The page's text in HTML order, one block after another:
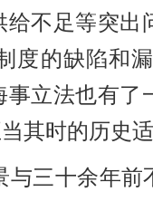
不足等突出
度的缺陷和
立法也有
其时的历史适
与三十余年